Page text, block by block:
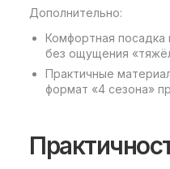
Дополнительно:
Комфортная посадка
без ощущения
Практичные
формат «4 сезона»